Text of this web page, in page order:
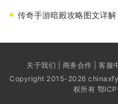
传奇手游暗殿攻略图文详解
关于我们 | 商务合作 | 客服
Copyright 2015-2026
权所有 鄂